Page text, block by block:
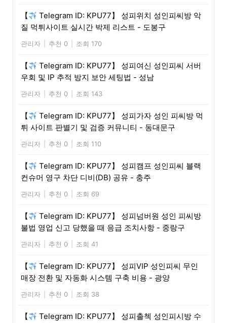
【
Telegram ID: KPU77】 성피위치 성인피씨방 악
질 먹튀사이트 실시간 박제 리스트 - 도봉구
관리자 추천 0 조회 170
【
Telegram ID: KPU77】 성피여신 성인피씨 서버
우회 및 IP 추적 방지 보안 세팅법 - 성남
관리자 추천 0 조회 143
【
Telegram ID: KPU77】 성피가자 성인 피씨방 먹
튀 사이트 판별기 및 검증 커뮤니티 - 동대문구
관리자 추천 0 조회 110
【
Telegram ID: KPU77】 성피캠프 성인피씨 블랙
컨슈머 영구 차단 디비(DB) 공유 - 충주
관리자 추천 0 조회 69
【
Telegram ID: KPU77】 성피넘버원 성인 피씨방
불법 영업 신고 당했을 때 응급 조치사항 - 중랑구
관리자 추천 0 조회 41
【
Telegram ID: KPU77】 성피VIP 성인피씨 무인
매장 전환 및 자동화 시스템 구축 비용 - 광양
관리자 추천 0 조회 38
【
Telegram ID: KPU77】 성피출첵 성인피시방 수